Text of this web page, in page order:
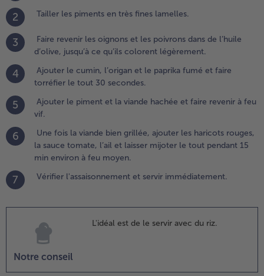
la
sauce
et
tout
2 Tailler les piments en très fines lamelles.
3
Faire revenir les oignons et les poivrons dans de l’huile
d’olive, jusqu’à ce qu’ils colorent légèrement.
4
Ajouter le cumin, l’origan et le paprika fumé et faire
torréfier le tout 30 secondes.
5
Ajouter le piment et la viande hachée et faire revenir à feu
vif.
6
Une fois la viande bien grillée, ajouter les haricots rouges,
la sauce tomate, l’ail et laisser mijoter le tout pendant 15
min environ à feu moyen.
7 Vérifier l'assaisonnement et servir immédiatement.
Notre conseil
L'idéal est de le servir avec du riz.